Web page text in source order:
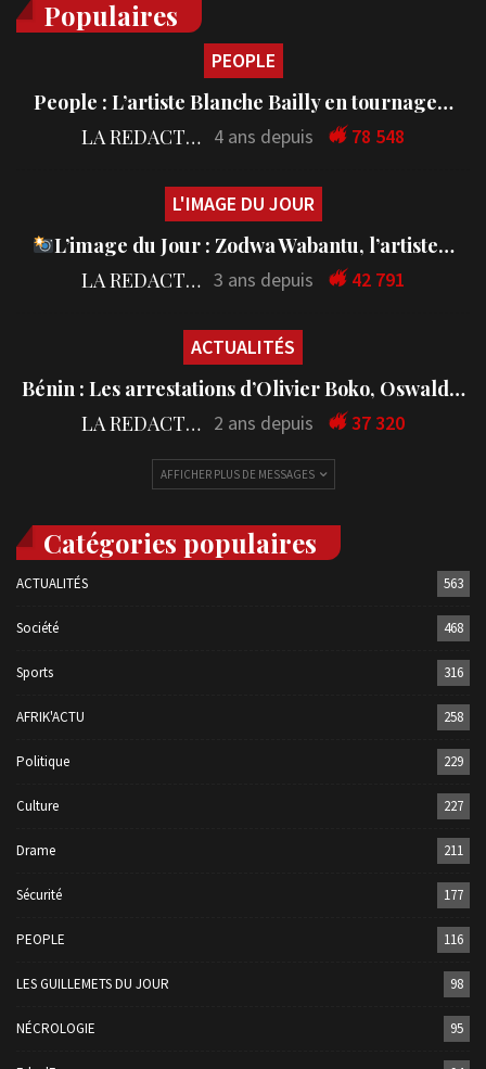
Populaires
PEOPLE
People : L’artiste Blanche Bailly en tournage…
LA REDACTION 4 ans depuis 78 548
L'IMAGE DU JOUR
L’image du Jour : Zodwa Wabantu, l’artiste…
LA REDACTION 3 ans depuis 42 791
ACTUALITÉS
Bénin : Les arrestations d’Olivier Boko, Oswald…
LA REDACTION 2 ans depuis 37 320
AFFICHER PLUS DE MESSAGES
Catégories populaires
ACTUALITÉS 563
Société 468
Sports 316
AFRIK'ACTU 258
Politique 229
Culture 227
Drame 211
Sécurité 177
PEOPLE 116
LES GUILLEMETS DU JOUR 98
NÉCROLOGIE 95